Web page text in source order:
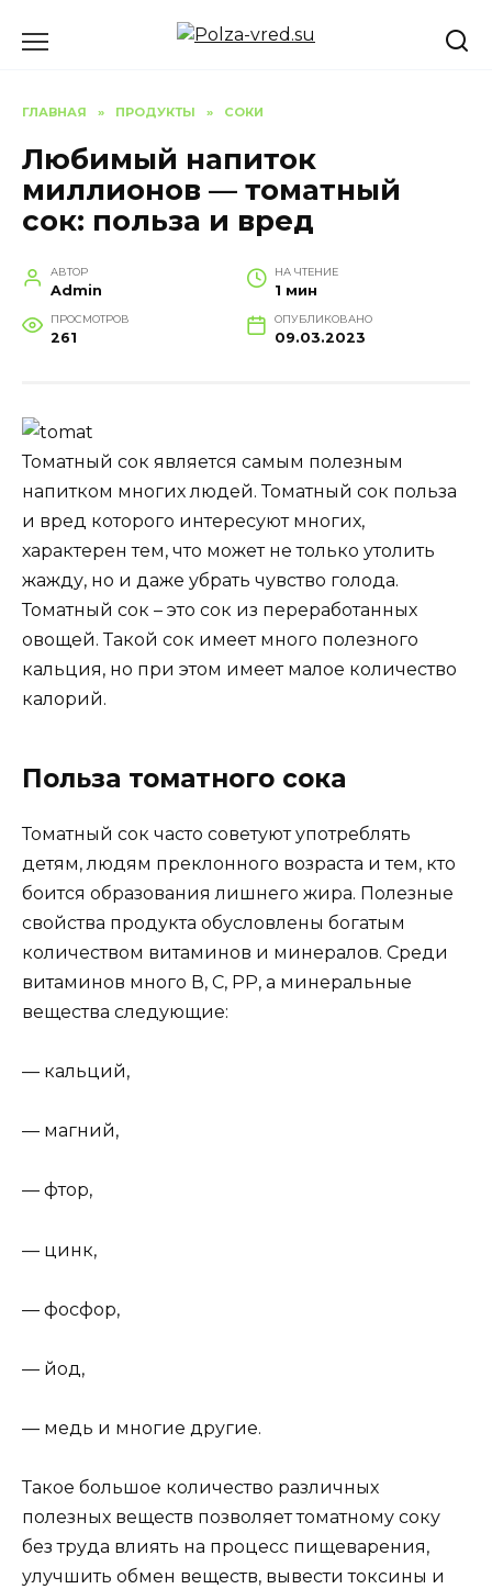
ГЛАВНАЯ » ПРОДУКТЫ » СОКИ
Любимый напиток
миллионов — томатный
сок: польза и вред
АВТОР
Admin
НА ЧТЕНИЕ
1 мин
ПРОСМОТРОВ
261
ОПУБЛИКОВАНО
09.03.2023
Томатный сок является самым полезным
напитком многих людей. Томатный сок польза
и вред которого интересуют многих,
характерен тем, что может не только утолить
жажду, но и даже убрать чувство голода.
Томатный сок – это сок из переработанных
овощей. Такой сок имеет много полезного
кальция, но при этом имеет малое количество
калорий.
Польза томатного сока
Томатный сок часто советуют употреблять
детям, людям преклонного возраста и тем, кто
боится образования лишнего жира. Полезные
свойства продукта обусловлены богатым
количеством витаминов и минералов. Среди
витаминов много В, С, РР, а минеральные
вещества следующие:
— кальций,
— магний,
— фтор,
— цинк,
— фосфор,
— йод,
— медь и многие другие.
Такое большое количество различных
полезных веществ позволяет томатному соку
без труда влиять на процесс пищеварения,
улучшить обмен веществ, вывести токсины и